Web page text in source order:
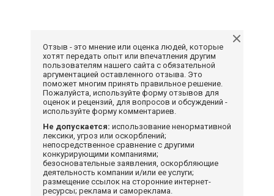
Отзыв - это мнение или оценка людей, которые
хотят передать опыт или впечатления другим
пользователям нашего сайта с обязательной
аргументацией оставленного отзыва. Это
поможет многим принять правильное решение.
Пожалуйста, используйте форму отзывов для
оценок и рецензий, для вопросов и обсуждений -
используйте форму комментариев.
Не допускается: использование ненормативной
лексики, угроз или оскорблений;
непосредственное сравнение с другими
конкурирующими компаниями;
безосновательные заявления, оскорбляющие
деятельность компании и/или ее услуги;
размещение ссылок на сторонние интернет-
ресурсы; реклама и самореклама.